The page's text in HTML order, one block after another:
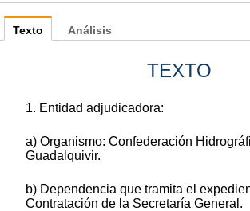
Texto
TEXTO
1. Entidad adjudicadora:
a) Organismo: Confederación
Guadalquivir.
b) Dependencia que tramita el
Contratación de la Secretaría General.
Análisis